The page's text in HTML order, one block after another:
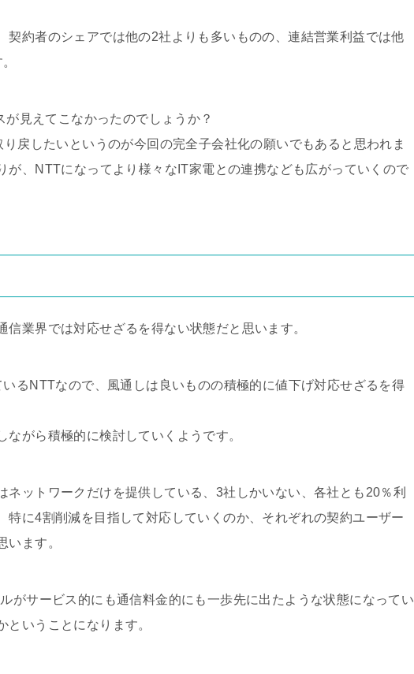
契約者のシェアでは他の2社よりも多いものの、連結営業利益では他
見えてこなかったのでしょうか？
戻したいというのが今回の完全子会社化の願いでもあると思われま
が、NTTになってより様々なIT家電との連携なども広がっていくので
業界では対応せざるを得ない状態だと思います。
るNTTなので、風通しは良いものの積極的に値下げ対応せざるを得
がら積極的に検討していくようです。
ネットワークだけを提供している、3社しかいない、各社とも20％利
特に4割削減を目指して対応していくのか、それぞれの契約ユーザー
います。
がサービス的にも通信料金的にも一歩先に出たような状態になってい
ということになります。